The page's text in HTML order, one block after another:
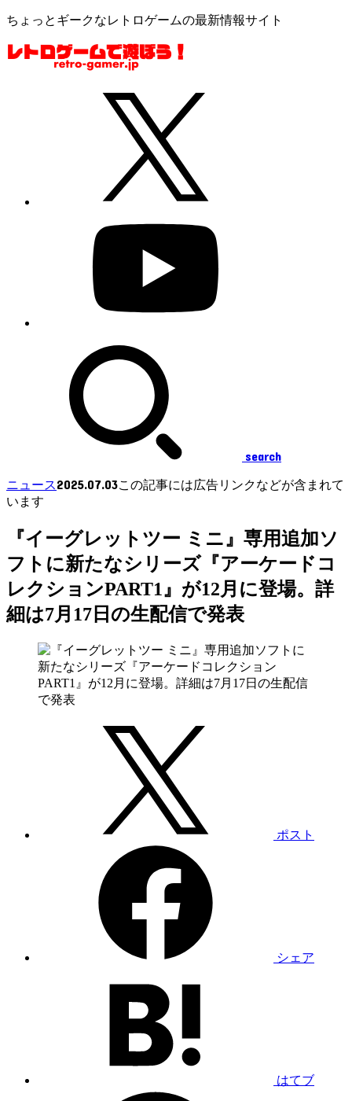
ちょっとギークなレトロゲームの最新情報サイト
search
ニュース2025.07.03この記事には広告リンクなどが含まれて
います
『イーグレットツー ミニ』専用追加ソ
フトに新たなシリーズ『アーケードコ
レクションPART1』が12月に登場。詳
細は7月17日の生配信で発表
ポスト
シェア
はてブ